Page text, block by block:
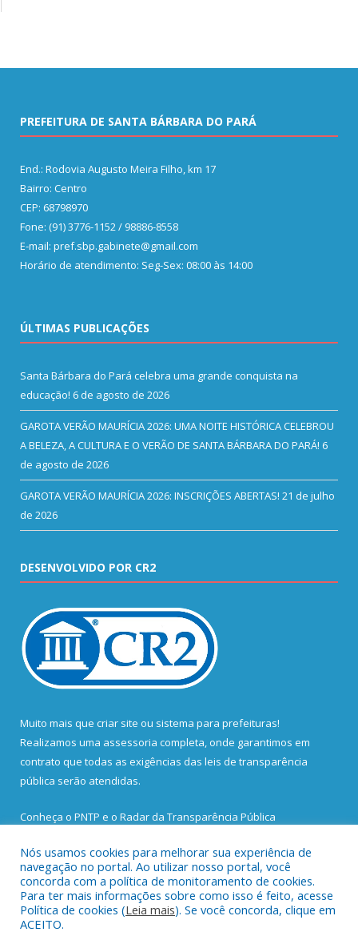
PREFEITURA DE SANTA BÁRBARA DO PARÁ
End.: Rodovia Augusto Meira Filho, km 17
Bairro: Centro
CEP: 68798970
Fone: (91) 3776-1152 / 98886-8558
E-mail: pref.sbp.gabinete@gmail.com
Horário de atendimento: Seg-Sex: 08:00 às 14:00
ÚLTIMAS PUBLICAÇÕES
Santa Bárbara do Pará celebra uma grande conquista na
educação! 6 de agosto de 2026
GAROTA VERÃO MAURÍCIA 2026: UMA NOITE HISTÓRICA CELEBROU
A BELEZA, A CULTURA E O VERÃO DE SANTA BÁRBARA DO PARÁ! 6
de agosto de 2026
GAROTA VERÃO MAURÍCIA 2026: INSCRIÇÕES ABERTAS! 21 de julho
de 2026
DESENVOLVIDO POR CR2
Muito mais que criar site ou sistema para prefeituras!
Realizamos uma assessoria completa, onde garantimos em
contrato que todas as exigências das leis de transparência
pública serão atendidas.
Conheça o PNTP e o Radar da Transparência Pública
Todos os direitos reservados a Prefeitura Municipal de Santa
Bárbara do Pará.
Nós usamos cookies para melhorar sua experiência de
navegação no portal. Ao utilizar nosso portal, você
concorda com a política de monitoramento de cookies.
Para ter mais informações sobre como isso é feito, acesse
Política de cookies (Leia mais). Se você concorda, clique em
ACEITO.